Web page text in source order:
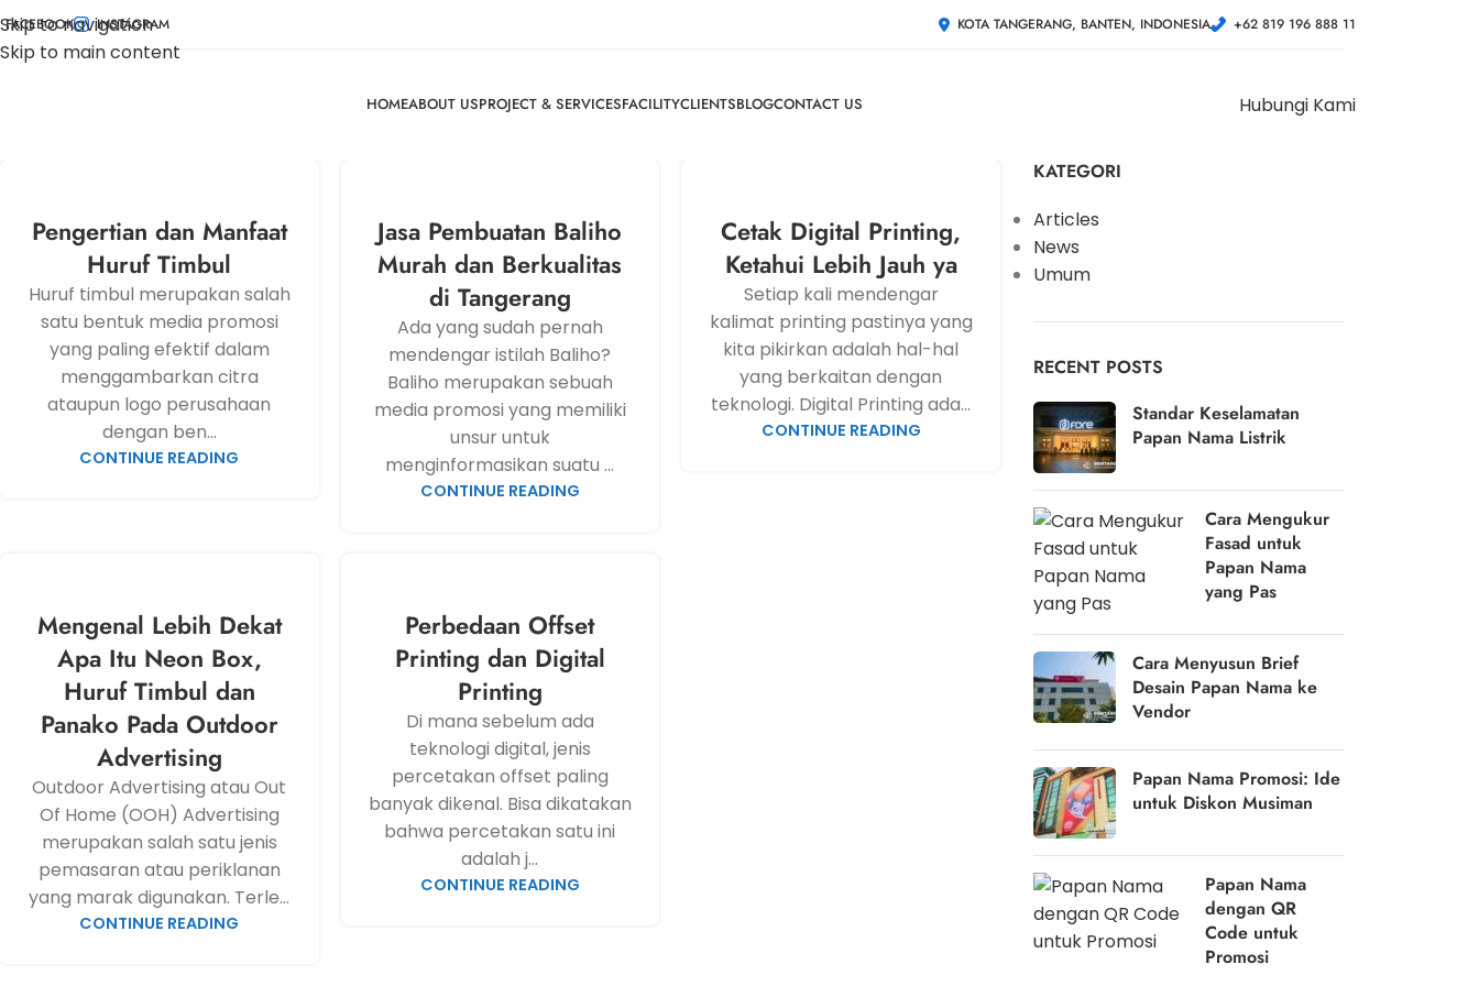
Skip to navigation
Skip to main content
FACEBOOK INSTAGRAM KOTA TANGERANG, BANTEN, INDONESIA +62 819 196 888 11
HOMEABOUT USPROJECT & SERVICESFACILITYCLIENTSBLOGCONTACT US Hubungi Kami
Pengertian dan Manfaat
Huruf Timbul
Huruf timbul merupakan salah
satu bentuk media promosi
yang paling efektif dalam
menggambarkan citra
ataupun logo perusahaan
dengan ben...
CONTINUE READING
Jasa Pembuatan Baliho
Murah dan Berkualitas
di Tangerang
Ada yang sudah pernah
mendengar istilah Baliho?
Baliho merupakan sebuah
media promosi yang memiliki
unsur untuk
menginformasikan suatu ...
CONTINUE READING
Cetak Digital Printing,
Ketahui Lebih Jauh ya
Setiap kali mendengar
kalimat printing pastinya yang
kita pikirkan adalah hal-hal
yang berkaitan dengan
teknologi. Digital Printing ada...
CONTINUE READING
Mengenal Lebih Dekat
Apa Itu Neon Box,
Huruf Timbul dan
Panako Pada Outdoor
Advertising
Outdoor Advertising atau Out
Of Home (OOH) Advertising
merupakan salah satu jenis
pemasaran atau periklanan
yang marak digunakan. Terle...
CONTINUE READING
Perbedaan Offset
Printing dan Digital
Printing
Di mana sebelum ada
teknologi digital, jenis
percetakan offset paling
banyak dikenal. Bisa dikatakan
bahwa percetakan satu ini
adalah j...
CONTINUE READING
KATEGORI
Articles
News
Umum
RECENT POSTS
Standar Keselamatan
Papan Nama Listrik
Cara Mengukur
Fasad untuk
Papan Nama
yang Pas
Cara Menyusun Brief
Desain Papan Nama ke
Vendor
Papan Nama Promosi: Ide
untuk Diskon Musiman
Papan Nama
dengan QR
Code untuk
Promosi